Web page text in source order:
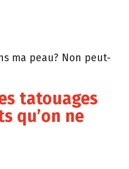
ma peau? Non peut-
tatouages
qu’on ne